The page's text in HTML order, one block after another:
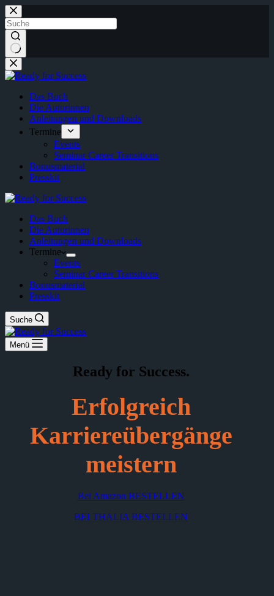
Zum
Inhalt
springen
Keine
Ergebnisse
Das Buch
Die Autorinnen
Anleitungen und Downloads
Termine
Events
Seminar Career Transitions
Bonusmaterial
Presskit
Das Buch
Die Autorinnen
Anleitungen und Downloads
Termine
Events
Seminar Career Transitions
Bonusmaterial
Presskit
Suche
Menü
Ready for Success.
Erfolgreich
Karriereübergänge
meistern
Bei Amazon BESTELLEN
BEI THALIA BESTELLEN